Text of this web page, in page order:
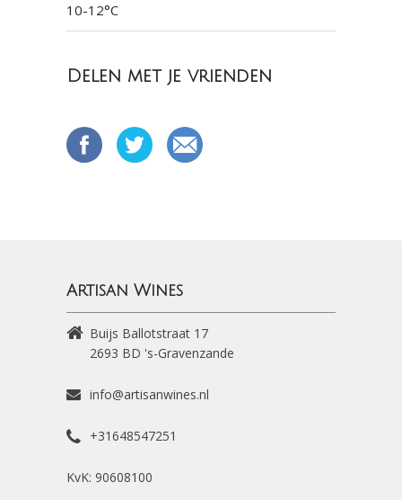
10-12°C
Delen met je vrienden
Artisan Wines
Buijs Ballotstraat 17
2693 BD 's-Gravenzande
info@artisanwines.nl
+31648547251
KvK: 90608100